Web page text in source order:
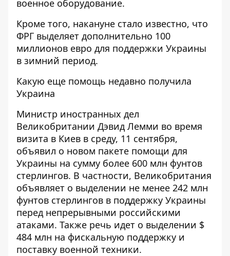
военное оборудование.
Кроме того, накануне стало известно, что
ФРГ выделяет дополнительно 100
миллионов евро для поддержки Украины
в зимний период.
Какую еще помощь недавно получила
Украина
Министр иностранных дел
Великобритании Дэвид Лемми во время
визита в Киев в среду, 11 сентября,
объявил о новом пакете помощи для
Украины на сумму более 600 млн фунтов
стерлингов. В частности, Великобритания
объявляет о выделении не менее 242 млн
фунтов стерлингов в поддержку Украины
перед непрерывными российскими
атаками. Также речь идет о выделении $
484 млн на фискальную поддержку и
поставку военной техники.